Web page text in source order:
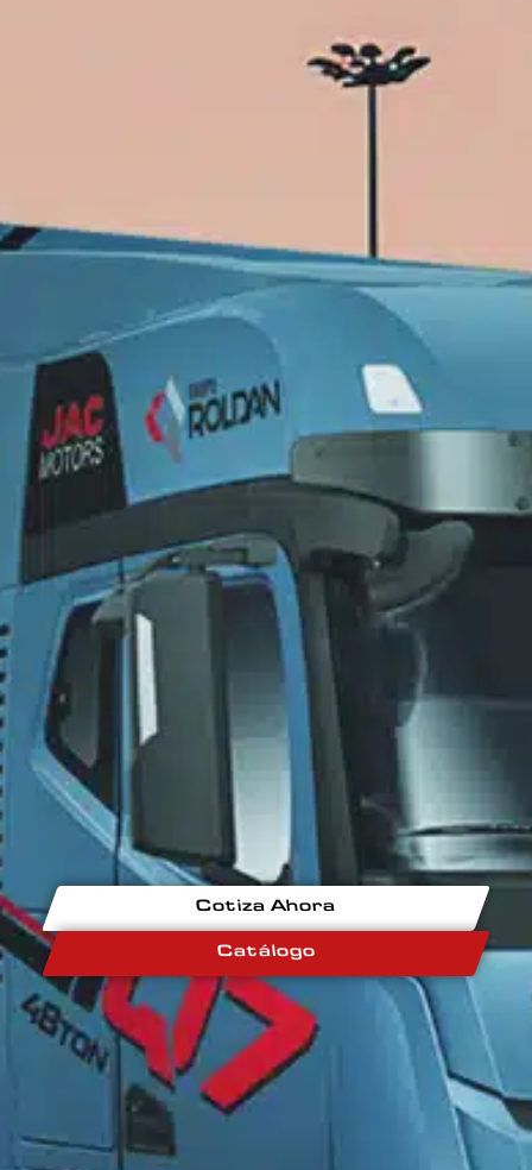
Cotiza Ahora
Catálogo